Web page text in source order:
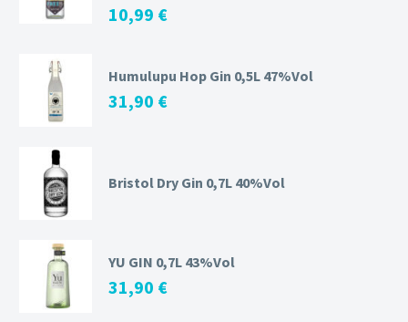
10,99 €
Humulupu Hop Gin 0,5L 47%Vol
31,90 €
Bristol Dry Gin 0,7L 40%Vol
YU GIN 0,7L 43%Vol
31,90 €